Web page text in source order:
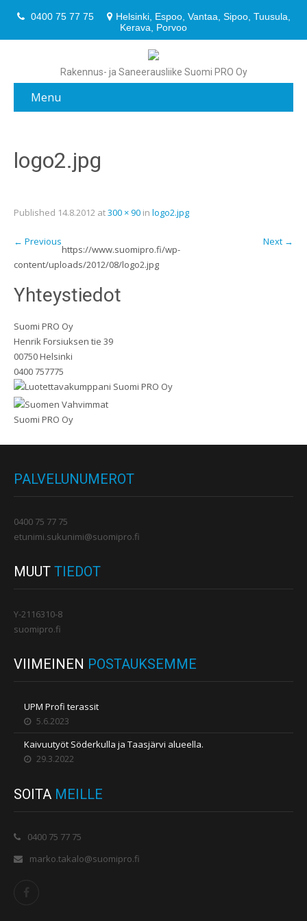
0400 75 77 75
Helsinki, Espoo, Vantaa, Sipoo, Tuusula,
Kerava, Porvoo
Rakennus- ja Saneerausliike Suomi PRO Oy
Menu
logo2.jpg
Published 14.8.2012 at300 × 90 in logo2.jpg
← Previous Next →
https://www.suomipro.fi/wp-
content/uploads/2012/08/logo2.jpg
Yhteystiedot
Suomi PRO Oy
Henrik Forsiuksen tie 39
00750 Helsinki
0400 757775
PALVELUNUMEROT
0400 75 77 75
etunimi.sukunimi@suomipro.fi
MUUT TIEDOT
Y-2116310-8
suomipro.fi
VIIMEINEN POSTAUKSEMME
UPM Profi terassit
5.6.2023
Kaivuutyöt Söderkulla ja Taasjärvi alueella.
29.3.2022
SOITA MEILLE
0400 75 77 75
marko.takalo@suomipro.fi